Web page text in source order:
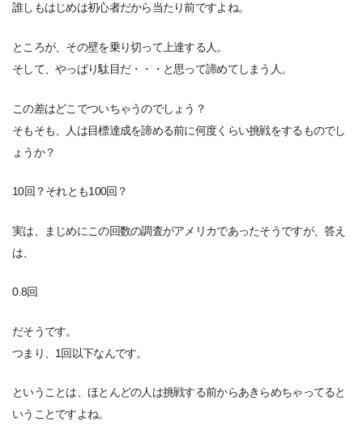
誰しもはじめは初心者だから当たり前ですよね。
ところが、その壁を乗り切って上達する人。
そして、やっぱり駄目だ・・・と思って諦めてしまう人。
この差はどこでついちゃうのでしょう？
そもそも、人は目標達成を諦める前に何度くらい挑戦をするものでし
ょうか？
10回？それとも100回？
実は、まじめにこの回数の調査がアメリカであったそうですが、答え
は、
0.8回
だそうです。
つまり、1回以下なんです。
ということは、ほとんどの人は挑戦する前からあきらめちゃってると
いうことですよね。